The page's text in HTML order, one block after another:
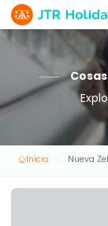
Inicio Nueva